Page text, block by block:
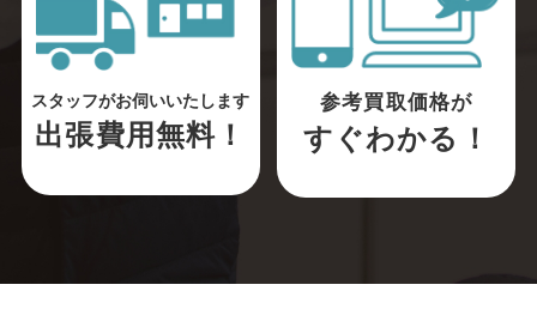
スタッフがお伺いいたします
出張費用無料！
参考買取価格が
すぐわかる！